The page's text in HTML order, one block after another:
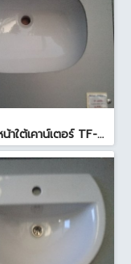
อ่างล้างหน้าใต้เคาน์เตอร์ TF-0458 สีขาว